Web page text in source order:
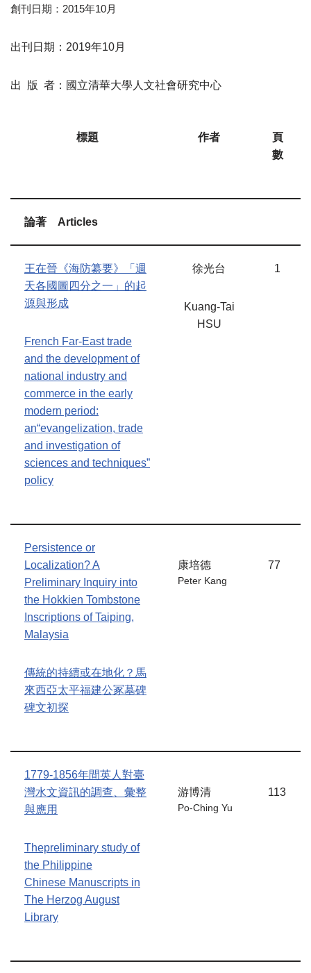
創刊日期 ：2015年10月
出刊日期： 2019年10月
出 版 者：國立清華大學人文社會研究中心
標題 作者
頁
數
論著 Articles
王在晉《海防纂要》「週
天各國圖四分之一」的起
源與形成
French Far-East trade
and the development of
national industry and
commerce in the early
modern period:
an“evangelization, trade
and investigation of
sciences and techniques”
policy
徐光台
Kuang-Tai
HSU
1
Persistence or
Localization? A
Preliminary Inquiry into
the Hokkien Tombstone
Inscriptions of Taiping,
Malaysia
傳統的持續或在地化？馬
來西亞太平福建公冢墓碑
碑文初探
康培德
Peter Kang
77
1779-1856年間英人對臺
灣水文資訊的調查、彙整
與應用
Thepreliminary study of
the Philippine
Chinese Manuscripts in
The Herzog August
Library
游博清
Po-Ching Yu
113